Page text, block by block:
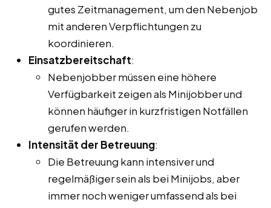
gutes Zeitmanagement, um den Nebenjob
mit anderen Verpflichtungen zu
koordinieren.
Einsatzbereitschaft:
Nebenjobber müssen eine höhere
Verfügbarkeit zeigen als Minijobber und
können häufiger in kurzfristigen Notfällen
gerufen werden.
Intensität der Betreuung:
Die Betreuung kann intensiver und
regelmäßiger sein als bei Minijobs, aber
immer noch weniger umfassend als bei